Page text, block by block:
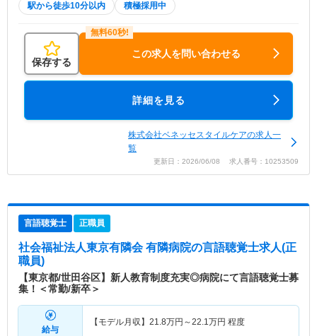
駅から徒歩10分以内 積極採用中
保存する
この求人を問い合わせる
詳細を見る
株式会社ベネッセスタイルケアの求人一
覧
更新日：2026/06/08 求人番号：10253509
言語聴覚士 正職員
社会福祉法人東京有隣会 有隣病院の言語聴覚士求人(正
職員)
【東京都/世田谷区】新人教育制度充実◎病院にて言語聴覚士募
集！＜常勤/新卒＞
給与
【モデル月収】 21.8万円～22.1万円 程度